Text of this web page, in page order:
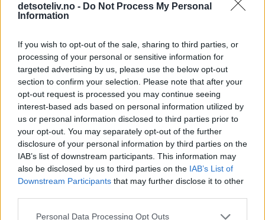
detsoteliv.no - Do Not Process My Personal
Information
If you wish to opt-out of the sale, sharing to third parties, or
processing of your personal or sensitive information for
targeted advertising by us, please use the below opt-out
section to confirm your selection. Please note that after your
opt-out request is processed you may continue seeing
interest-based ads based on personal information utilized by
us or personal information disclosed to third parties prior to
your opt-out. You may separately opt-out of the further
disclosure of your personal information by third parties on the
IAB’s list of downstream participants. This information may
also be disclosed by us to third parties on the IAB’s List of
Downstream Participants that may further disclose it to other
Personal Data Processing Opt Outs
Gi kroppen masse antioksidanter og møt sommeren full av
energi!
♥♥♥